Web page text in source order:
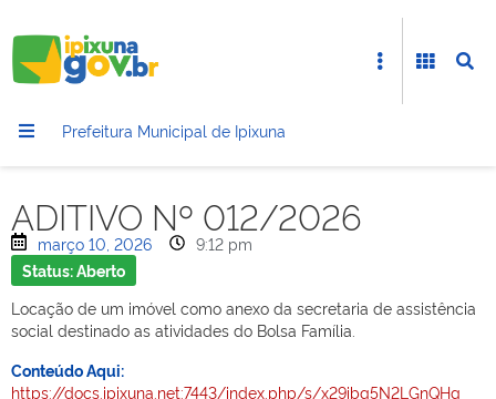
Prefeitura Municipal de Ipixuna
ADITIVO Nº 012/2026
março 10, 2026
9:12 pm
Status: Aberto
Locação de um imóvel como anexo da secretaria de assistência
social destinado as atividades do Bolsa Família.
Conteúdo Aqui:
https://docs.ipixuna.net:7443/index.php/s/x29ibq5N2LGnQHg